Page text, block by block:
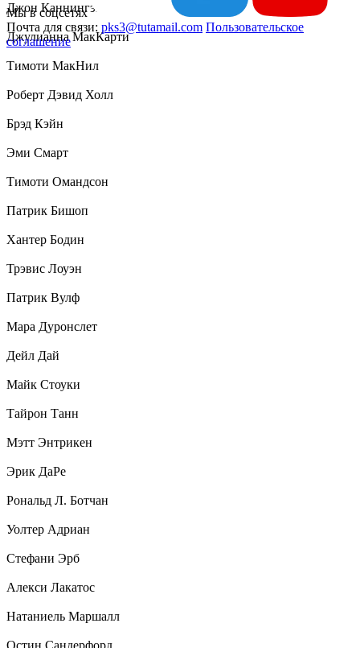
Джон Каннингэм
Джулианна МакКарти
Тимоти МакНил
Роберт Дэвид Холл
Брэд Кэйн
Эми Смарт
Тимоти Омандсон
Патрик Бишоп
Хантер Бодин
Трэвис Лоуэн
Патрик Вулф
Мара Дуронслет
Дейл Дай
Майк Стоуки
Тайрон Танн
Мэтт Энтрикен
Эрик ДаРе
Рональд Л. Ботчан
Уолтер Адриан
Стефани Эрб
Алекси Лакатос
Натаниель Маршалл
Мы в соцсетях
Почта для связи: pks3@tutamail.com Пользовательское
соглашение